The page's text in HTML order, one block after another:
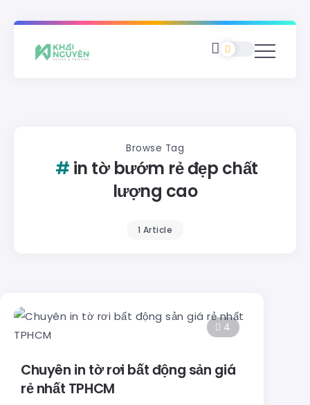
Browse Tag
in tờ bướm rẻ đẹp chất
lượng cao
1 Article
4
Chuyên in tờ rơi bất động sản giá
rẻ nhất TPHCM